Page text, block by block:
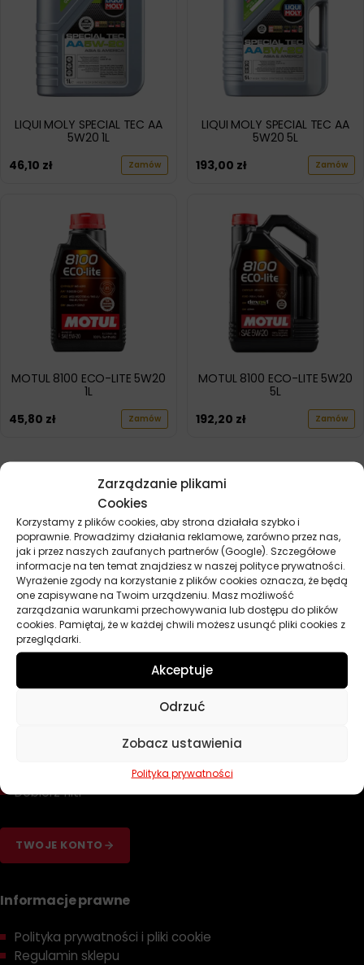
Zarządzanie plikami
Cookies
Korzystamy z plików cookies, aby strona działała szybko i
poprawnie. Prowadzimy działania reklamowe, zarówno przez nas,
jak i przez naszych zaufanych partnerów (Google). Szczegółowe
informacje na ten temat znajdziesz w naszej polityce prywatności.
Wyrażenie zgody na korzystanie z plików cookies oznacza, że będą
one zapisywane na Twoim urządzeniu. Masz możliwość
zarządzania warunkami przechowywania lub dostępu do plików
cookies. Pamiętaj, że w każdej chwili możesz usunąć pliki cookies z
przeglądarki.
Akceptuje
Odrzuć
Zobacz ustawienia
Polityka prywatności
LIQUI MOLY SPECIAL TEC AA
5W20 1L
46,10 zł Zamów
LIQUI MOLY SPECIAL TEC AA
5W20 5L
193,00 zł Zamów
MOTUL 8100 ECO-LITE 5W20
1L
45,80 zł Zamów
MOTUL 8100 ECO-LITE 5W20
5L
192,20 zł Zamów
Przydatne linki
Oleje
Chemia
Akcesoria
Dobierz filtr
TWOJE KONTO
Informacje prawne
Polityka prywatności i pliki cookie
Regulamin sklepu